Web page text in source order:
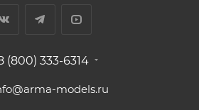
(800) 333-6314
models.ru